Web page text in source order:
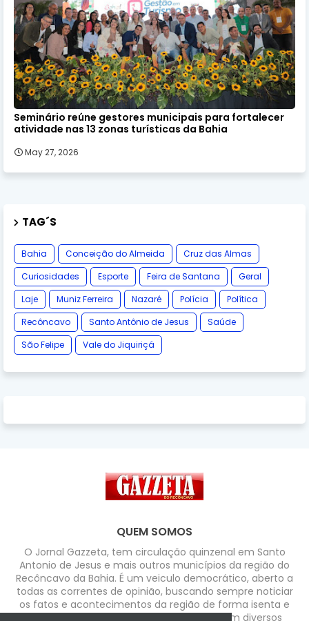
Seminário reúne gestores municipais para fortalecer
atividade nas 13 zonas turísticas da Bahia
May 27, 2026
TAG´S
Bahia Conceição do Almeida
Cruz das Almas
Curiosidades
Esporte Feira de Santana
Geral
Laje
Muniz Ferreira Nazaré Polícia
Política
Recôncavo
Santo Antônio de Jesus
Saúde
São Felipe
Vale do Jiquiriçá
QUEM SOMOS
O Jornal Gazzeta, tem circulação quinzenal em Santo
Antonio de Jesus e mais outros municípios da região do
Recôncavo da Bahia. É um veiculo democrático, aberto a
todas as correntes de opinião, buscando sempre noticiar
os fatos e acontecimentos da região de forma isenta e
com credibilidade. Possui colaboradores em diversos